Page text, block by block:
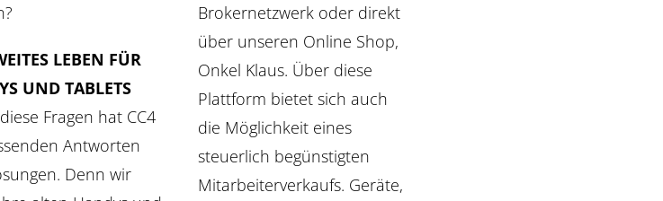
LEBEN FÜR
UND TABLETS
Fragen hat CC4
Antworten
Denn wir
Brokernetzwerk oder direkt
über unseren Online Shop,
Onkel Klaus. Über diese
Plattform bietet sich auch
die Möglichkeit eines
steuerlich begünstigten
Mitarbeiterverkaufs. Geräte,